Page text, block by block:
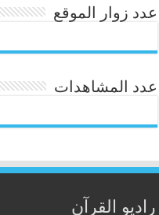
عدد زوار الموقع
عدد المشاهدات
راديو القرآن